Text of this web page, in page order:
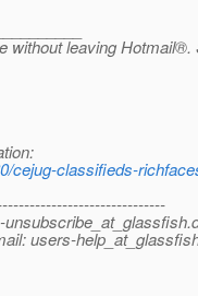
without leaving Hotmail®.
cejug-classifieds-
users-